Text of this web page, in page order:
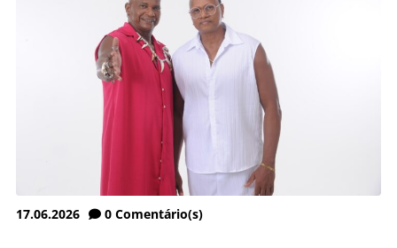
17.06.2026 0 Comentário(s)